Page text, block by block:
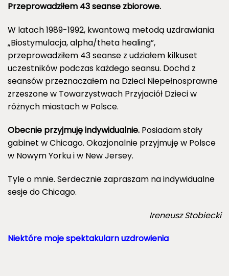
Przeprowadziłem 43 seanse zbiorowe.
W latach 1989-1992, kwantową metodą uzdrawiania
„Biostymulacja, alpha/theta healing”,
przeprowadziłem 43 seanse z udziałem kilkuset
uczestników podczas każdego seansu. Dochd z
seansów przeznaczałem na Dzieci Niepełnosprawne
zrzeszone w Towarzystwach Przyjaciół Dzieci w
różnych miastach w Polsce.
Obecnie przyjmuję indywidualnie. Posiadam stały
gabinet w Chicago. Okazjonalnie przyjmuję w Polsce
w Nowym Yorku i w New Jersey.
Tyle o mnie. Serdecznie zapraszam na indywidualne
sesje do Chicago.
Ireneusz Stobiecki
Niektóre moje spektakularn uzdrowienia